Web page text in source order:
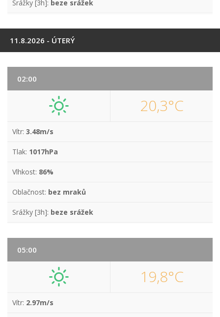
Srážky [3h]: beze srážek
11.8.2026 - ÚTERÝ
02:00
20,3°C
Vítr: 3.48m/s
Tlak: 1017hPa
Vlhkost: 86%
Oblačnost: bez mraků
Srážky [3h]: beze srážek
05:00
19,8°C
Vítr: 2.97m/s